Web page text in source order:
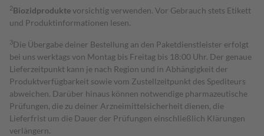
2Biozidproduktevorsichtig verwenden. Vor Gebrauch stets Etikett
und Produktinformationen lesen.
3Die Übergabe deiner Bestellung an den Paketdienstleister erfolgt
bei uns werktags von Montag bis Freitag bis 18:00 Uhr. Der genaue
Lieferzeitpunkt kann je nach Region und in Abhängigkeit der
Produktverfügbarkeit sowie vom Zustellzeitpunkt des Spediteurs
abweichen. Darüber hinaus können notwendige pharmazeutische
Prüfungen, die zu deiner Arzneimittelsicherheit dienen, die
Lieferfrist um die Dauer der Prüfungen einschließlich Klärungen
verlängern.